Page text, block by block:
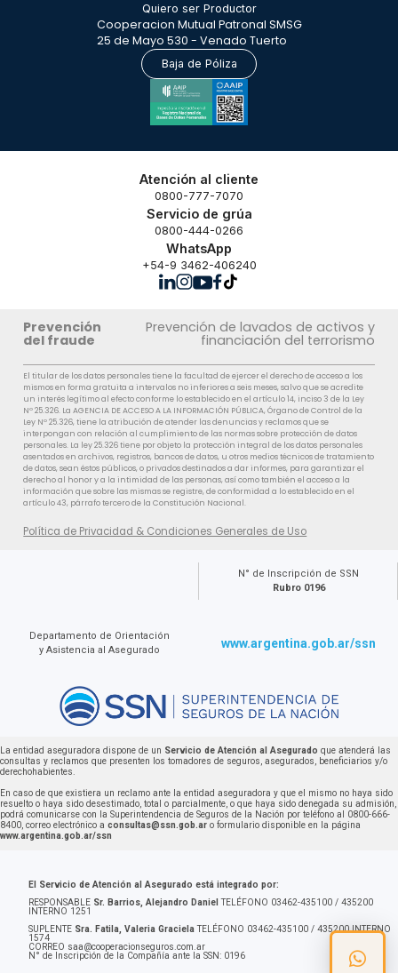
Quiero ser Productor
Cooperacion Mutual Patronal SMSG
25 de Mayo 530 - Venado Tuerto
Baja de Póliza
Atención al cliente
0800-777-7070
Servicio de grúa
0800-444-0266
WhatsApp
+54-9 3462-406240
Prevención
del fraude
Prevención de lavados de activos y
financiación del terrorismo
El titular de los datos personales tiene la facultad de ejercer el derecho de acceso a los
mismos en forma gratuita a intervalos no inferiores a seis meses, salvo que se acredite
un interés legítimo al efecto conforme lo establecido en el artículo 14, inciso 3 de la Ley
Nº 25.326. La AGENCIA DE ACCESO A LA INFORMACIÓN PÚBLICA, Órgano de Control de la
Ley Nº 25.326, tiene la atribución de atender las denuncias y reclamos que se
interpongan con relación al cumplimiento de las normas sobre protección de datos
personales. La ley 25.326 tiene por objeto la protección integral de los datos personales
asentados en archivos, registros, bancos de datos, u otros medios técnicos de tratamiento
de datos, sean éstos públicos, o privados destinados a dar informes, para garantizar el
derecho al honor y a la intimidad de las personas, así como también el acceso a la
información que sobre las mismas se registre, de conformidad a lo establecido en el
artículo 43, párrafo tercero de la Constitución Nacional.
Política de Privacidad & Condiciones Generales de Uso
N° de Inscripción de SSN
Rubro 0196
Departamento de Orientación
y Asistencia al Asegurado
www.argentina.gob.ar/ssn
La entidad aseguradora dispone de un Servicio de Atención al Asegurado que atenderá las
consultas y reclamos que presenten los tomadores de seguros, asegurados, beneficiarios y/o
derechohabientes.
En caso de que existiera un reclamo ante la entidad aseguradora y que el mismo no haya sido
resuelto o haya sido desestimado, total o parcialmente, o que haya sido denegada su admisión,
podrá comunicarse con la Superintendencia de Seguros de la Nación por teléfono al 0800-666-
8400, correo electrónico a consultas@ssn.gob.ar o formulario disponible en la página
www.argentina.gob.ar/ssn
El Servicio de Atención al Asegurado está integrado por:
RESPONSABLE Sr. Barrios, Alejandro Daniel
TELÉFONO 03462-435100 / 435200
INTERNO 1251
SUPLENTE Sra. Fatila, Valeria Graciela TELÉFONO 03462-435100 / 435200 INTERNO
1574
CORREO saa@cooperacionseguros.com.ar
N° de Inscripción de la Compañía ante la SSN: 0196